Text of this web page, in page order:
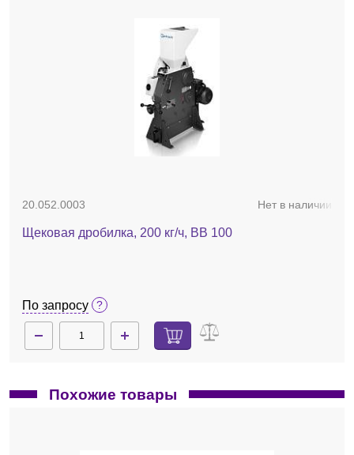
20.052.0003 Нет в наличии
Щековая дробилка, 200 кг/ч, BB 100
По запросу
Похожие товары